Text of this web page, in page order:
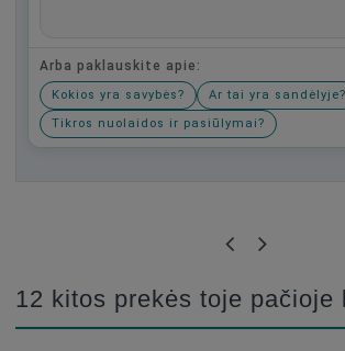
Arba paklauskite apie:
Kokios yra savybės?
Ar tai yra sandėlyje?
Tikros nuolaidos ir pasiūlymai?
12 kitos prekės toje pačioje